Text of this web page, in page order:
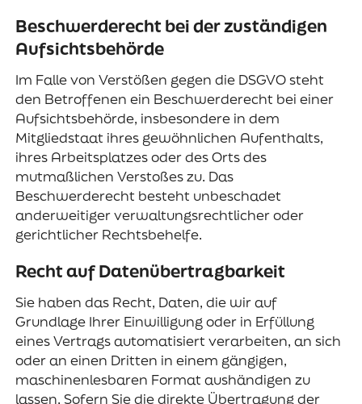
Beschwerde­recht bei der zuständigen
Aufsichts­behörde
Im Falle von Verstößen gegen die DSGVO steht
den Betroffenen ein Beschwerderecht bei einer
Aufsichtsbehörde, insbesondere in dem
Mitgliedstaat ihres gewöhnlichen Aufenthalts,
ihres Arbeitsplatzes oder des Orts des
mutmaßlichen Verstoßes zu. Das
Beschwerderecht besteht unbeschadet
anderweitiger verwaltungsrechtlicher oder
gerichtlicher Rechtsbehelfe.
Recht auf Daten­übertrag­barkeit
Sie haben das Recht, Daten, die wir auf
Grundlage Ihrer Einwilligung oder in Erfüllung
eines Vertrags automatisiert verarbeiten, an sich
oder an einen Dritten in einem gängigen,
maschinenlesbaren Format aushändigen zu
lassen. Sofern Sie die direkte Übertragung der